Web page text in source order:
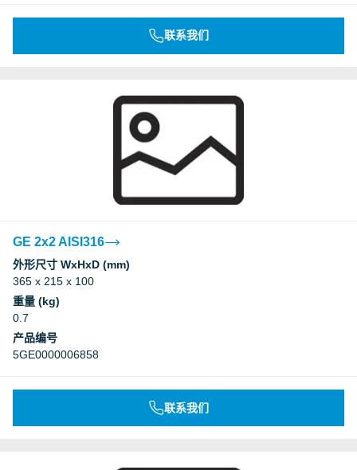
联系我们
GE 2x2 AISI316
外形尺寸 WxHxD (mm)
365 x 215 x 100
重量 (kg)
0.7
产品编号
5GE0000006858
联系我们